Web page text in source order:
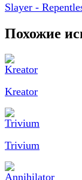
Slayer -
Похожие
Kreator
Trivium